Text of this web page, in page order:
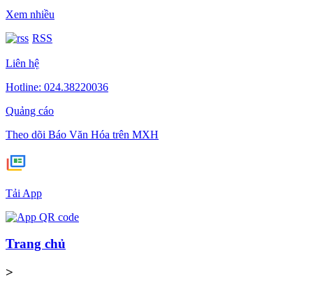
Xem nhiều
RSS
Liên hệ
Hotline: 024.38220036
Quảng cáo
Theo dõi Báo Văn Hóa trên MXH
Tải App
Trang chủ
>